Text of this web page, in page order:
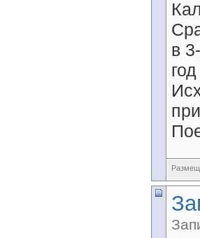
в